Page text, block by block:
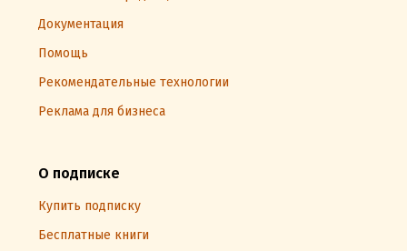
Документация
Помощь
Рекомендательные технологии
Реклама для бизнеса
О подписке
Купить подписку
Бесплатные книги